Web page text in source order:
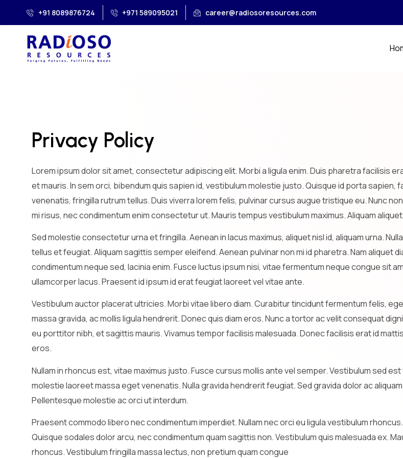
+91 8089876724 +971 589095021 career@radiosoresources.com
Privacy Policy
Lorem ipsum dolor sit amet, consectetur adipiscing elit. Morbi a ligula enim. Duis pharetra facilisis
et mauris. In sem orci, bibendum quis sapien id, vestibulum molestie justo. Quisque id porta
venenatis, fringilla rutrum tellus. Duis viverra lorem felis, pulvinar cursus augue tristique eu. Nunc
mi risus, nec condimentum enim consectetur ut. Mauris tempus vestibulum maximus. Aliquam
Sed molestie consectetur urna et fringilla. Aenean in lacus maximus, aliquet nisl id, aliquam urna.
tellus et feugiat. Aliquam sagittis semper eleifend. Aenean pulvinar non mi id pharetra. Nam aliquet
condimentum neque sed, lacinia enim. Fusce luctus ipsum nisi, vitae fermentum neque congue sit
ullamcorper lacus. Praesent id ipsum id erat feugiat laoreet vel vitae ante.
Vestibulum auctor placerat ultricies. Morbi vitae libero diam. Curabitur tincidunt fermentum felis,
massa gravida, ac mollis ligula hendrerit. Donec quis diam eros. Nunc a tortor ac velit consequat
eu porttitor nibh, et sagittis mauris. Vivamus tempor facilisis malesuada. Donec facilisis erat id
eros.
Nullam in rhoncus est, vitae maximus justo. Fusce cursus mollis ante vel semper. Vestibulum sed
molestie laoreet massa eget venenatis. Nulla gravida hendrerit feugiat. Sed gravida dolor ac
Pellentesque molestie ac orci ut interdum.
Praesent commodo libero nec condimentum imperdiet. Nullam nec orci eu ligula vestibulum
Quisque sodales dolor arcu, nec condimentum quam sagittis non. Vestibulum quis malesuada ex.
rhoncus. Vestibulum fringilla massa lectus, non pretium quam congue